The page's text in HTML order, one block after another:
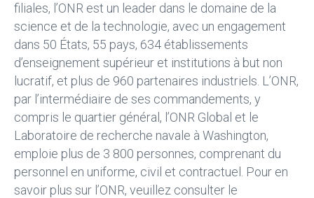
filiales, l’ONR est un leader dans le domaine de la
science et de la technologie, avec un engagement
dans 50 États, 55 pays, 634 établissements
d’enseignement supérieur et institutions à but non
lucratif, et plus de 960 partenaires industriels. L’ONR,
par l’intermédiaire de ses commandements, y
compris le quartier général, l’ONR Global et le
Laboratoire de recherche navale à Washington,
emploie plus de 3 800 personnes, comprenant du
personnel en uniforme, civil et contractuel. Pour en
savoir plus sur l’ONR, veuillez consulter le